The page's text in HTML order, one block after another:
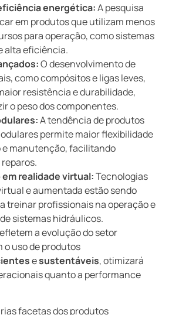
energética:A pesquisa
em produtos que utilizam menos
para operação, como sistemas
alta eficiência.
O desenvolvimento de
como compósitos e ligas leves,
resistência e durabilidade,
o peso dos componentes.
A tendência de produtos
permite maior flexibilidade
e manutenção, facilitando
realidade virtual:Tecnologias
e aumentada estão sendo
treinar profissionais na operação e
sistemas hidráulicos.
a evolução do setor
uso de produtos
esustentáveis, otimizará
quanto a performance
facetas dos produtos